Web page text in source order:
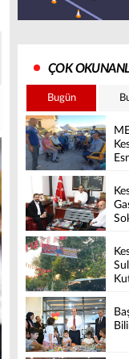
ÇOK
Bugün